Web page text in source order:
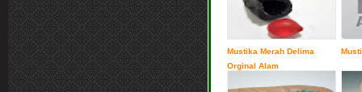
Mustika Merah Delima
Orginal Alam